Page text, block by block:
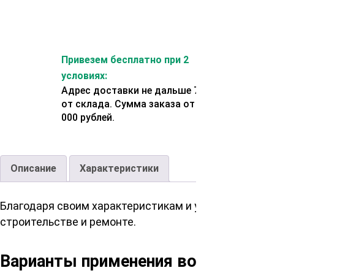
Привезем бесплатно при 2
условиях:
Адрес доставки не дальше 70 км
от склада. Сумма заказа от 200
000 рублей.
Представляем
Описание Характеристики
Благодаря своим характеристикам и универсальному размеру,
строительстве и ремонте.
Варианты применения во внутренней отделке